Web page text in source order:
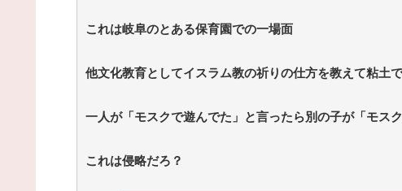
これは岐阜のとある保育園での一場面
他文化教育としてイスラム教の祈りの仕方を教えて粘土
一人が「モスクで遊んでた」と言ったら別の子が「モス
これは侵略だろ？